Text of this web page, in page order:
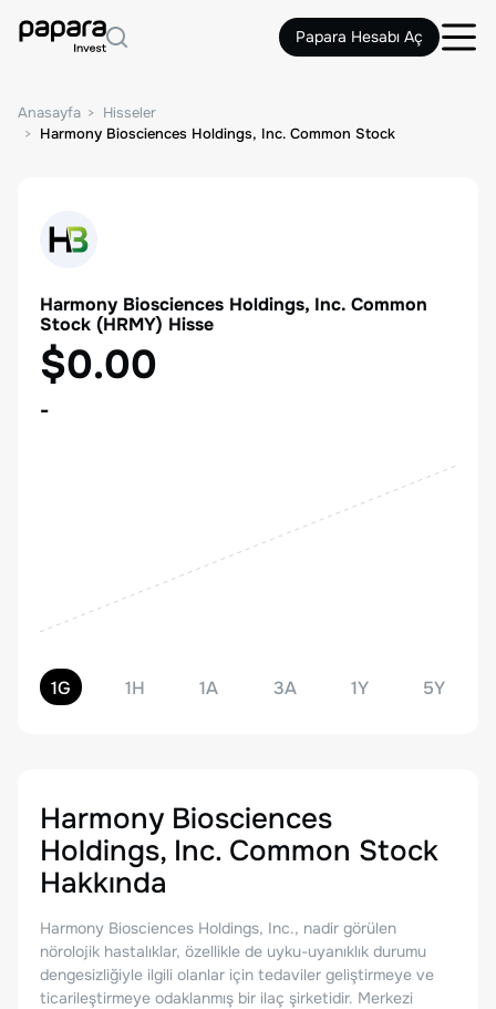
Papara Hesabı Aç
Anasayfa
Hisseler
Harmony Biosciences Holdings, Inc. Common Stock
Harmony Biosciences Holdings, Inc. Common
Stock (HRMY) Hisse
$0.00
-
1G 1H 1A 3A 1Y 5Y
Harmony Biosciences
Holdings, Inc. Common Stock
Hakkında
Harmony Biosciences Holdings, Inc., nadir görülen
nörolojik hastalıklar, özellikle de uyku-uyanıklık durumu
dengesizliğiyle ilgili olanlar için tedaviler geliştirmeye ve
ticarileştirmeye odaklanmış bir ilaç şirketidir. Merkezi